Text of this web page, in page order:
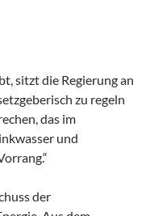
sitzt die Regierung an
zu regeln
das im
und
der